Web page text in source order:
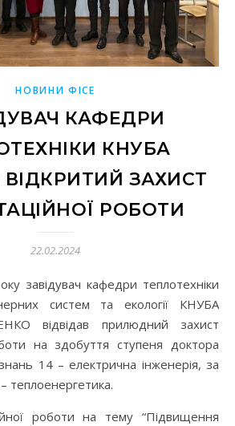
НОВИНИ ФІСЕ
КАФЕДРИ
КНУБА
ВІДКРИТИЙ ЗАХИСТ
РОБОТИ
22.02.2024
систем та екології КНУБА
відвідав прилюдний захист
на здобуття ступеня доктора
знань 14 – електрична інженерія, за
теплоенергетика.
роботи на тему “Підвищення